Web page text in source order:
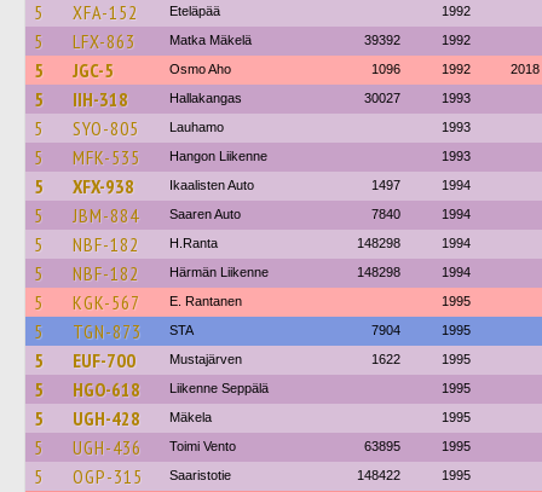
5 XFA-152 Eteläpää 1992
5 LFX-863 Matka Mäkelä 39392 1992
5 JGC-5 Osmo Aho 1096 1992 2018
5 IIH-318 Hallakangas 30027 1993
5 SYO-805 Lauhamo 1993
5 MFK-535 Hangon Liikenne 1993
5 XFX-938 Ikaalisten Auto 1497 1994
5 JBM-884 Saaren Auto 7840 1994
5 NBF-182 H.Ranta 148298 1994
5 NBF-182 Härmän Liikenne 148298 1994
5 KGK-567 E. Rantanen 1995
5 TGN-873 STA 7904 1995
5 EUF-700 Mustajärven 1622 1995
5 HGO-618 Liikenne Seppälä 1995
5 UGH-428 Mäkela 1995
5 UGH-436 Toimi Vento 63895 1995
5 OGP-315 Saaristotie 148422 1995